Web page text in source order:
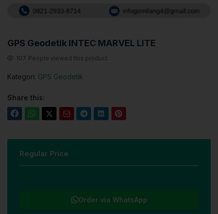
GPS Geodetik INTEC MARVEL LITE
107 People viewed this product
Kategori: GPS Geodetik
Share this:
Regular Price
Order via WhatsApp